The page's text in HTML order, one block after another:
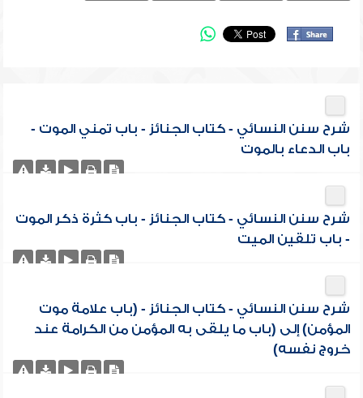
شرح سنن النسائي - كتاب الجنائز - باب تمني الموت -
باب الدعاء بالموت
شرح سنن النسائي - كتاب الجنائز - باب كثرة ذكر الموت
- باب تلقين الميت
شرح سنن النسائي - كتاب الجنائز - (باب علامة موت
المؤمن) إلى (باب ما يلقى به المؤمن من الكرامة عند
خروج نفسه)